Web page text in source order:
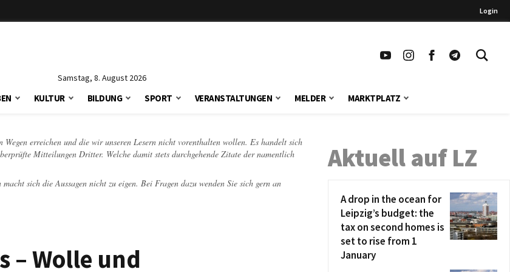
Login
Samstag, 8. August 2026
KULTUR BILDUNG SPORT VERANSTALTUNGEN MELDER MARKTPLATZ
erreichen und die wir unseren Lesern nicht vorenthalten wollen. Es handelt sich
Mitteilungen Dritter. Welche damit stets durchgehende Zitate der namentlich
sich die Aussagen nicht zu eigen. Bei Fragen dazu wenden Sie sich gern an
– Wolle und
Aktuell auf LZ
A drop in the ocean for
Leipzig’s budget: the
tax on second homes is
set to rise from 1
January